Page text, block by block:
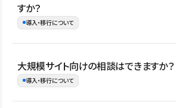
グ・メディア、イベントサイト、店舗・商品
ォリオなど幅広く制作できます。
すか？
導入・移行について
はい。既存サイトの構成やコンテンツ、URL
Studio上に再構築する形で移行できます。
大規模サイト向けの相談はできますか？
導入・移行について